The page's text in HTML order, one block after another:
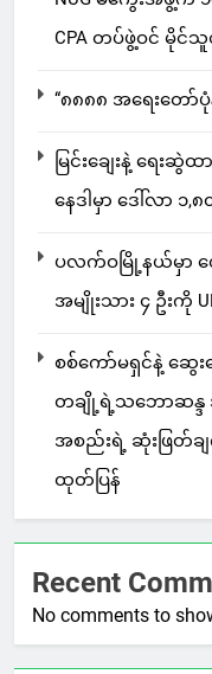
CPA တပ်ဖွဲ့ဝင် မိုင်
“၈၈၈၈ အရေးတော်ပုံ
မြင်းချေးနဲ့ ရေး
နေဒါမှာ ဒေါ်လာ ၁,
ပလက်ဝမြို့နယ်မှာ
အမျိုးသား ၄ ဦးကို
စစ်ကော်မရှင်နဲ့ ဆွေး
တချို့ရဲ့သဘောဆန္ဒ
အစည်းရဲ့ ဆုံးဖြတ်ချ
ထုတ်ပြန်
Recent
No comments to